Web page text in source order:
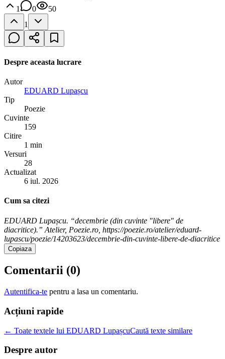
1
0
50
1
Despre aceasta lucrare
Autor
EDUARD Lupașcu
Tip
Poezie
Cuvinte
159
Citire
1 min
Versuri
28
Actualizat
6 iul. 2026
Cum sa citezi
EDUARD Lupașcu. “decembrie (din cuvinte "libere" de
diacritice).” Atelier, Poezie.ro, https://poezie.ro/atelier/eduard-
lupascu/poezie/14203623/decembrie-din-cuvinte-libere-de-diacritice
Copiaza
Comentarii (0)
Autentifica-te pentru a lasa un comentariu.
Acțiuni rapide
← Toate textele lui EDUARD LupașcuCaută texte similare
Despre autor